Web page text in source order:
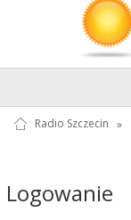
Radio Szczecin »
Logowanie